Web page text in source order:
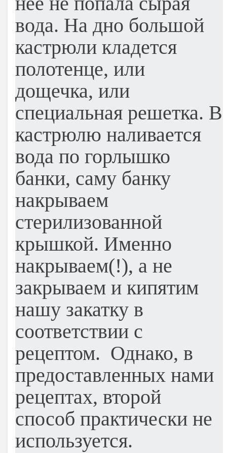
вода. На дно большой
кастрюли кладется
полотенце, или
дощечка, или
специальная решетка. В
кастрюлю наливается
вода по горлышко
банки, саму банку
накрываем
стерилизованной
крышкой. Именно
накрываем(!), а не
закрываем и кипятим
нашу закатку в
соответствии с
рецептом. Однако, в
предоставленных нами
рецептах, второй
способ практически не
используется.